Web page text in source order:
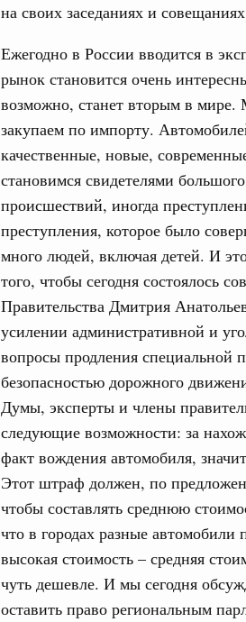
на своих заседаниях и
Ежегодно в России вводится в
рынок становится очень
возможно, станет вторым в
закупаем по импорту.
качественные, новые,
становимся свидетелями
происшествий, иногда
преступления, которое было
много людей, включая детей. И
того, чтобы сегодня состоялось
Правительства Дмитрия
усилении административной и
вопросы продления специальной
безопасностью дорожного
Думы, эксперты и члены
следующие возможности: за
факт вождения автомобиля,
Этот штраф должен, по
чтобы составлять среднюю
что в городах разные
высокая стоимость – средняя
чуть дешевле. И мы сегодня
оставить право региональным